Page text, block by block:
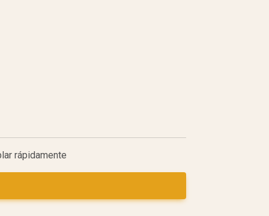
rápidamente